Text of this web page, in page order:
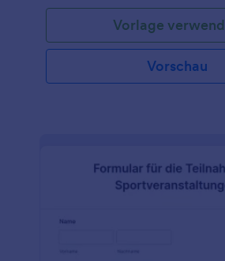
Vorlage
Vorschau